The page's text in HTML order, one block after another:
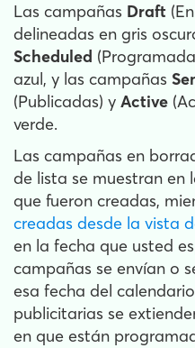
Las campañas Draft
delineadas en gris
Scheduled
azul, y las campañas
(Publicadas) y Active
verde.
Las campañas en
de lista se muestran en
que fueron creadas,
creadas desde la vista
en la fecha que usted
campañas se envían o
esa fecha del
publicitarias se
en que están